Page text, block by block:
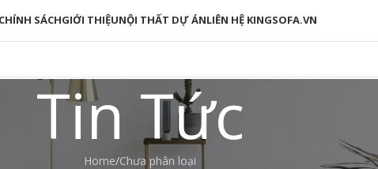
CHÍNH SÁCHGIỚI THIỆUNỘI THẤT DỰ ÁNLIÊN HỆ KINGSOFA.VN
Tin Tức
Home Chưa phân loại